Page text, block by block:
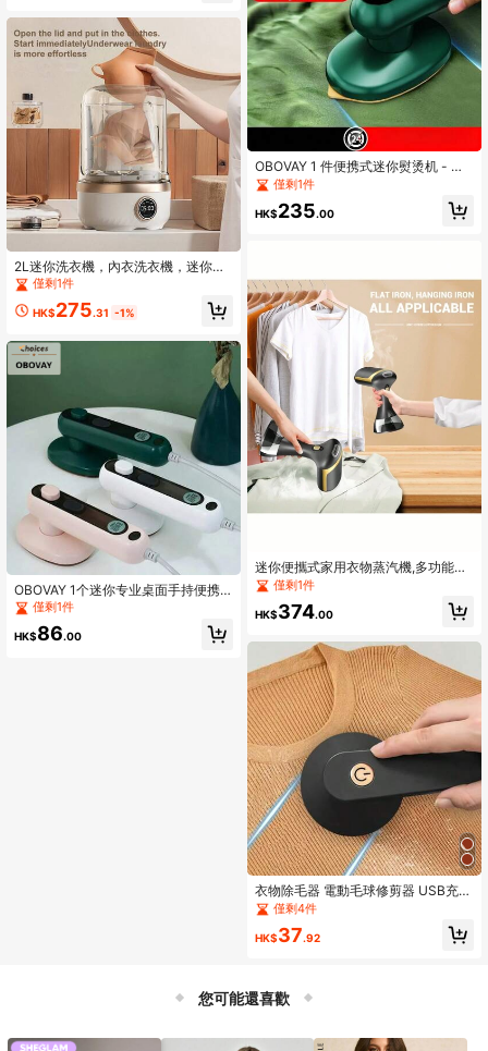
2L迷你洗衣機，內衣洗衣機，迷你內
衣與襪子二合一洗衣機，小型內衣洗
衣杯，適用於宿舍、公寓、露營、飯
店清洗內衣與襪子
僅剩1件
HK$275.31 -1%
OBOVAY 1个迷你专业桌面手持便携
式干蒸汽熨斗，40瓦
僅剩1件
HK$86.00
OBOVAY 1 件便携式迷你熨烫机 - 专
业手持式蒸汽熨斗，适合旅行 - 必备
衣物护理工具 - 适合商务旅行者和常
旅客 - 非常适合随时随地补熨
僅剩1件
HK$235.00
迷你便攜式家用衣物蒸汽機,多功能手
持式電熨斗
僅剩1件
HK$374.00
衣物除毛器 電動毛球修剪器 USB充電
式毛衣除毛器 LED螢幕 毛球刷 便攜式
除毛器（適用於衣物、床上用品、家
具、地毯、沙發，清潔用品與清潔設
僅剩4件
HK$37.92
您可能還喜歡